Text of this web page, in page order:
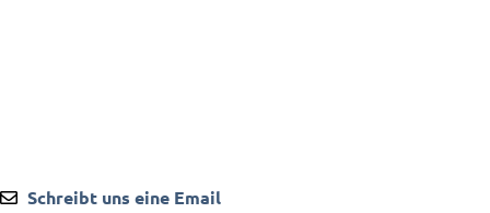
Schreibt uns eine Email